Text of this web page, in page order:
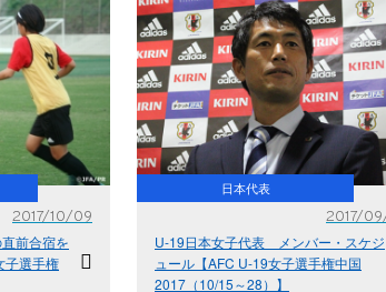
2017/10/09
前合宿を
子選手権
日本代表
2017/
U-19日本女子代表 メンバー・スケジ
ュール【AFC U-19女子選手権中国
2017（10/15～28）】